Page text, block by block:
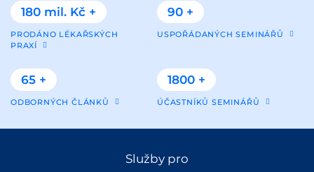
180 mil. Kč +
PRODÁNO LÉKAŘSKÝCH
PRAXÍ
90 +
USPOŘÁDANÝCH SEMINÁŘŮ
65 +
ODBORNÝCH ČLÁNKŮ
1800 +
ÚČASTNÍKŮ SEMINÁŘŮ
Služby pro